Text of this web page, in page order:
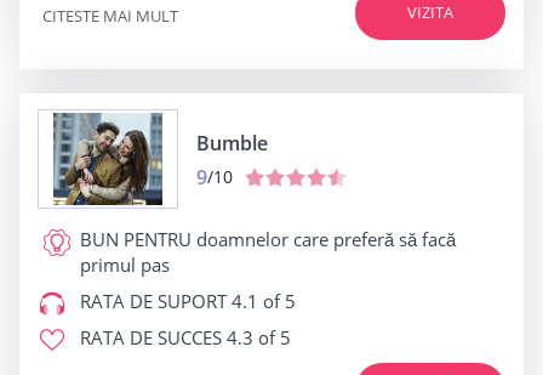
VIZITA
CITESTE MAI MULT
Bumble
9/10
BUN PENTRU doamnelor care preferă să facă
primul pas
RATA DE SUPORT4.1 of 5
RATA DE SUCCES 4.3 of 5